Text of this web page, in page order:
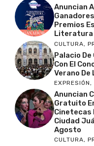
Anuncian
Premios
Literatura
CULTURA,
Palacio
Con El
Verano De
EXPRESIÓN,
Anuncian
Gratuito
Cinetecas
Ciudad
Agosto
CULTURA,